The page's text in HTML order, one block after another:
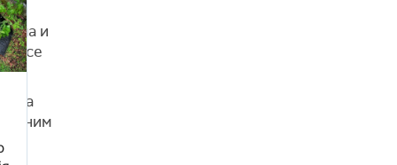
и
се